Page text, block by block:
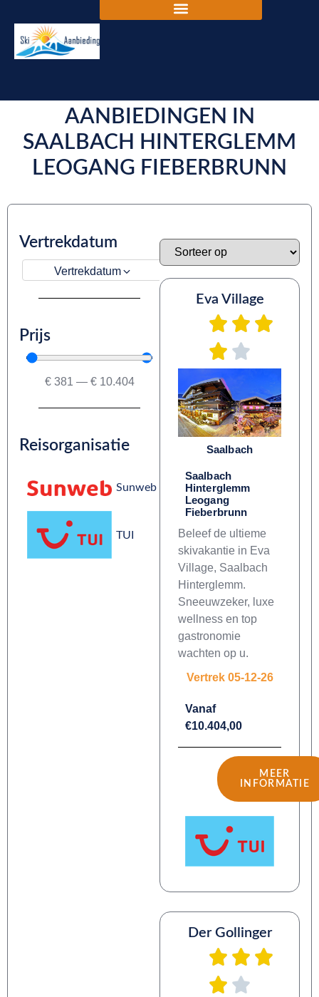
AANBIEDINGEN IN
SAALBACH HINTERGLEMM
LEOGANG FIEBERBRUNN
Vertrekdatum
Vertrekdatum
Prijs
€ 381 — € 10.404
Reisorganisatie
Sunweb
TUI
Eva Village
Saalbach
Saalbach
Hinterglemm
Leogang
Fieberbrunn
Beleef de ultieme
skivakantie in Eva
Village, Saalbach
Hinterglemm.
Sneeuwzeker, luxe
wellness en top
gastronomie
wachten op u.
Vertrek 05-12-26
Vanaf
€10.404,00
MEER
INFORMATIE
Der Gollinger